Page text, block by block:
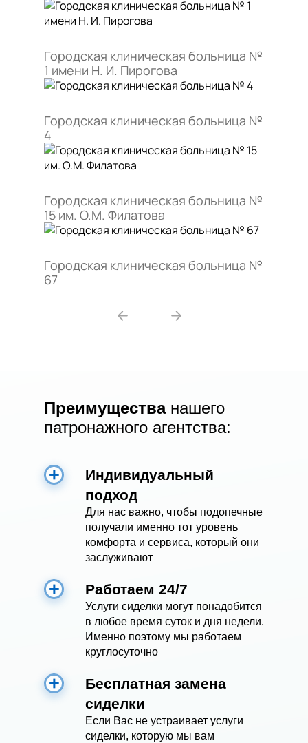
Городская клиническая больница №
1 имени Н. И. Пирогова
Городская клиническая больница №
4
Городская клиническая больница №
15 им. О.М. Филатова
Городская клиническая больница №
67
Преимуществанашего
патронажного агентства:
Индивидуальный
подход
Для нас важно, чтобы подопечные
получали именно тот уровень
комфорта и сервиса, который они
заслуживают
Работаем 24/7
Услуги сиделки могут понадобится
в любое время суток и дня недели.
Именно поэтому мы работаем
круглосуточно
Бесплатная замена
сиделки
Если Вас не устраивает услуги
сиделки, которую мы вам